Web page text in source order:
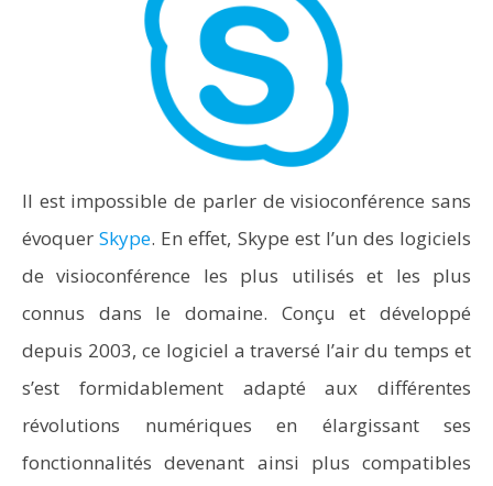
Il est impossible de parler de visioconférence sans
évoquerSkype. En effet, Skype est l’un des logiciels
de visioconférence les plus utilisés et les plus
connus dans le domaine. Conçu et développé
depuis 2003, ce logiciel a traversé l’air du temps et
s’est formidablement adapté aux différentes
révolutions numériques en élargissant ses
fonctionnalités devenant ainsi plus compatibles